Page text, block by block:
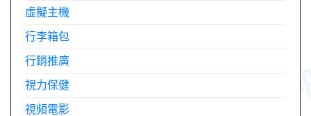
虛擬主機
行李箱包
行銷推廣
視力保健
視頻電影